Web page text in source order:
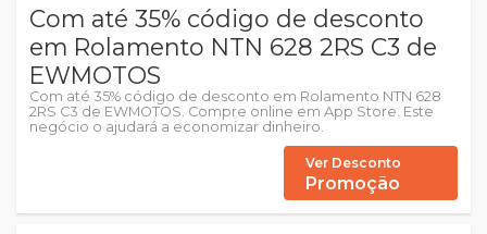
Com até 35% código de desconto
em Rolamento NTN 628 2RS C3 de
EWMOTOS
Com até 35% código de desconto em Rolamento NTN 628
2RS C3 de EWMOTOS. Compre online em App Store. Este
negócio o ajudará a economizar dinheiro.
Ver Desconto
Promoção